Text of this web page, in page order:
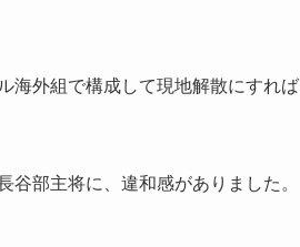
海外組で構成して現地解散にすれ
谷部主将に、違和感がありました。